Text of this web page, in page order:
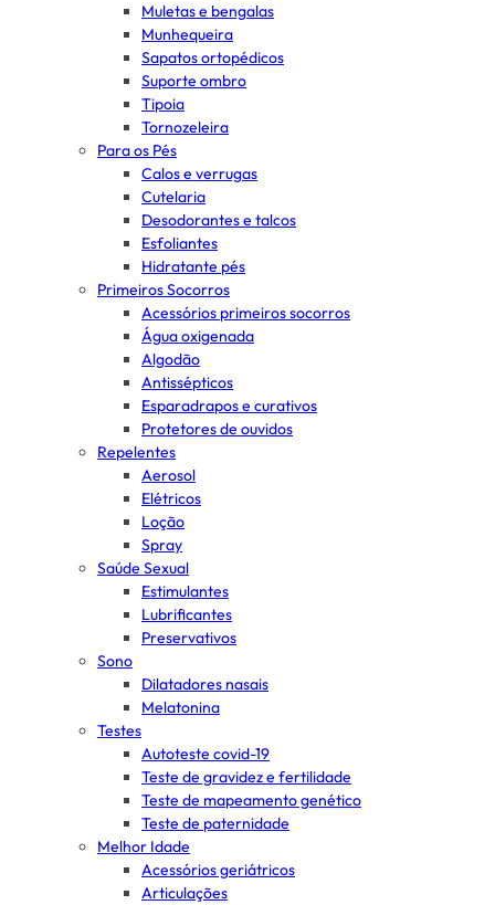
Muletas e bengalas
Munhequeira
Sapatos ortopédicos
Suporte ombro
Tipoia
Tornozeleira
Para os Pés
Calos e verrugas
Cutelaria
Desodorantes e talcos
Esfoliantes
Hidratante pés
Primeiros Socorros
Acessórios primeiros socorros
Água oxigenada
Algodão
Antissépticos
Esparadrapos e curativos
Protetores de ouvidos
Repelentes
Aerosol
Elétricos
Loção
Spray
Saúde Sexual
Estimulantes
Lubrificantes
Preservativos
Sono
Dilatadores nasais
Melatonina
Testes
Autoteste covid-19
Teste de gravidez e fertilidade
Teste de mapeamento genético
Teste de paternidade
Melhor Idade
Acessórios geriátricos
Articulações